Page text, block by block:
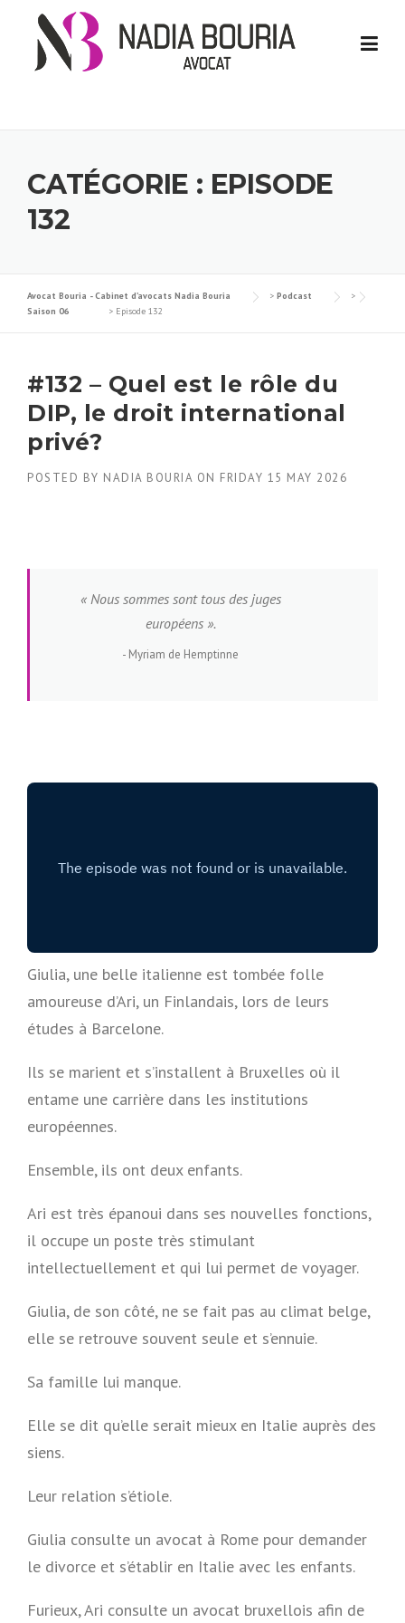
content
CATÉGORIE : EPISODE
132
Avocat Bouria - Cabinet d’avocats Nadia Bouria > Podcast
>
Saison 06
> Episode 132
#132 – Quel est le rôle du
DIP, le droit international
privé?
POSTED BY NADIA BOURIA ON FRIDAY 15 MAY 2026
« Nous sommes sont tous des juges
européens ».
Myriam de Hemptinne
Giulia, une belle italienne est tombée folle
amoureuse d’Ari, un Finlandais, lors de leurs
études à Barcelone.
Ils se marient et s’installent à Bruxelles où il
entame une carrière dans les institutions
européennes.
Ensemble, ils ont deux enfants.
Ari est très épanoui dans ses nouvelles fonctions,
il occupe un poste très stimulant
intellectuellement et qui lui permet de voyager.
Giulia, de son côté, ne se fait pas au climat belge,
elle se retrouve souvent seule et s’ennuie.
Sa famille lui manque.
Elle se dit qu’elle serait mieux en Italie auprès des
siens.
Leur relation s’étiole.
Giulia consulte un avocat à Rome pour demander
le divorce et s’établir en Italie avec les enfants.
Furieux, Ari consulte un avocat bruxellois afin de